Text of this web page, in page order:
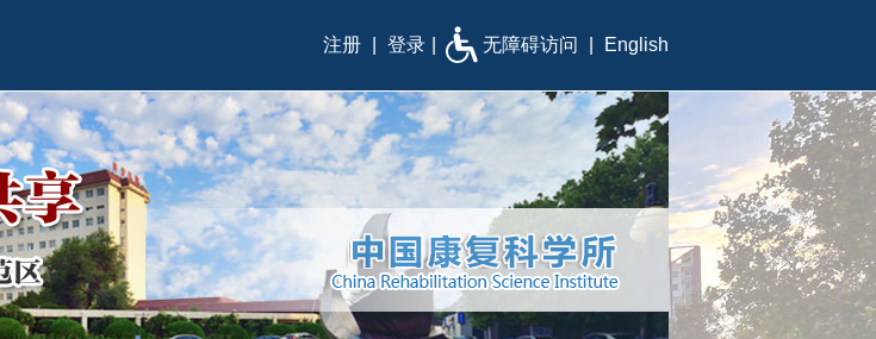
注册 登录 无障碍访问 English